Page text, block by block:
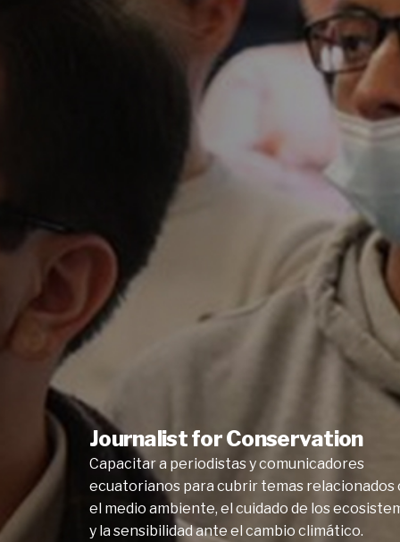
Journalist for Conservation
Capacitar a periodistas y comunicadores
ecuatorianos para cubrir temas relacionados
el medio ambiente, el cuidado de los
y la sensibilidad ante el cambio climático.